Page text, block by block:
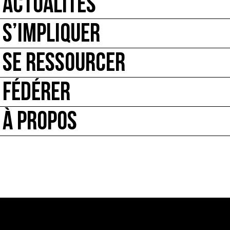
ACTUALITÉS
S’IMPLIQUER
SE RESSOURCER
FÉDÉRER
À PROPOS